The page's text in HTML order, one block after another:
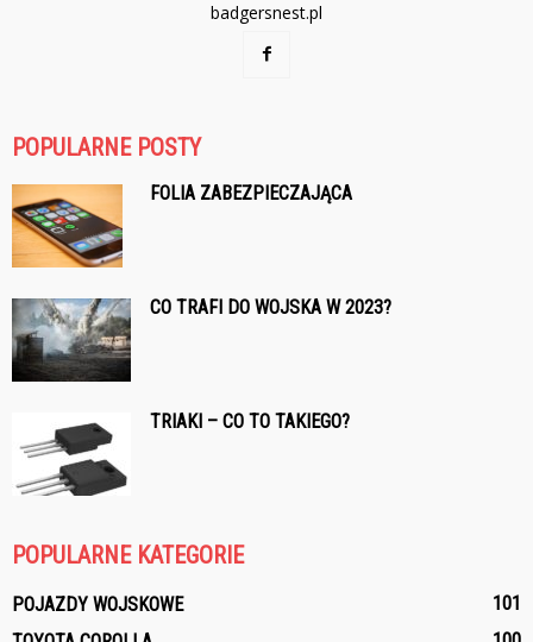
badgersnest.pl
POPULARNE POSTY
FOLIA ZABEZPIECZAJĄCA
CO TRAFI DO WOJSKA W 2023?
TRIAKI – CO TO TAKIEGO?
POPULARNE KATEGORIE
POJAZDY WOJSKOWE
101